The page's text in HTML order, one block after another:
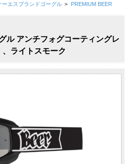
ーエスブランドゴーグル > PREMIUM BEER
ル アンチフォグコーティングレ
ライトスモーク